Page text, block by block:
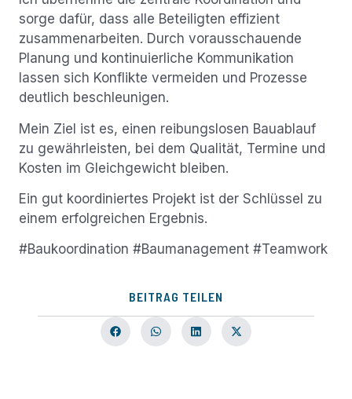
BEITRAG TEILEN
sorge dafür, dass alle Beteiligten effizient
zusammenarbeiten. Durch vorausschauende
Planung und kontinuierliche Kommunikation
lassen sich Konflikte vermeiden und Prozesse
deutlich beschleunigen.
Mein Ziel ist es, einen reibungslosen Bauablauf
zu gewährleisten, bei dem Qualität, Termine und
Kosten im Gleichgewicht bleiben.
Ein gut koordiniertes Projekt ist der Schlüssel zu
einem erfolgreichen Ergebnis.
#Baukoordination #Baumanagement #Teamwork